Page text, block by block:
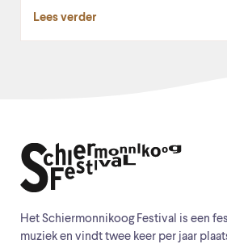
Lees verder
Het Schiermonnikoog Festival is een
muziek en vindt twee keer per jaar